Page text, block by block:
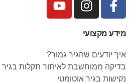
מידע מקצועי
איך יודעים שהגיר גמור?
בדיקה ממוחשבת לאיתור תקלות בגיר
נקישות בגיר אוטומטי